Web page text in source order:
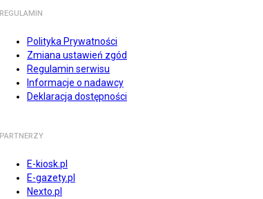
REGULAMIN
Polityka Prywatności
Zmiana ustawień zgód
Regulamin serwisu
Informacje o nadawcy
Deklaracja dostępności
PARTNERZY
E-kiosk.pl
E-gazety.pl
Nexto.pl